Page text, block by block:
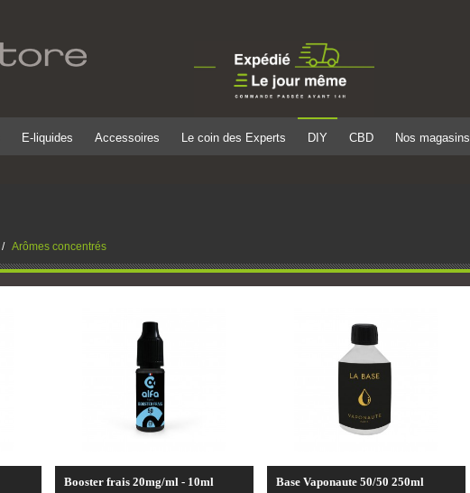
E-liquides Accessoires Le coin des Experts DIY CBD Nos magasins
Arômes concentrés
Booster frais 20mg/ml - 10ml Base Vaponaute 50/50 250ml